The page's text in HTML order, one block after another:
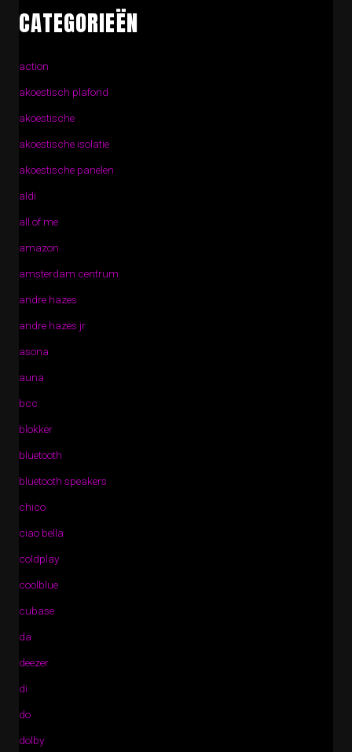
CATEGORIEËN
action
akoestisch plafond
akoestische
akoestische isolatie
akoestische panelen
aldi
all of me
amazon
amsterdam centrum
andre hazes
andre hazes jr
asona
auna
bcc
blokker
bluetooth
bluetooth speakers
chico
ciao bella
coldplay
coolblue
cubase
da
deezer
di
do
dolby